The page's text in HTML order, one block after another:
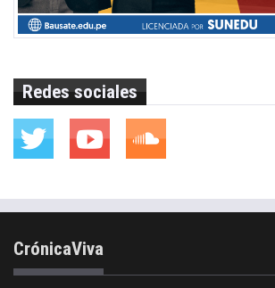
Redes sociales
CrónicaViva